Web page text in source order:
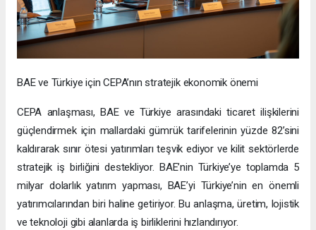
BAE ve Türkiye için CEPA’nın stratejik ekonomik önemi
CEPA anlaşması, BAE ve Türkiye arasındaki ticaret ilişkilerini
güçlendirmek için mallardaki gümrük tarifelerinin yüzde 82’sini
kaldırarak sınır ötesi yatırımları teşvik ediyor ve kilit sektörlerde
stratejik iş birliğini destekliyor. BAE’nin Türkiye’ye toplamda 5
milyar dolarlık yatırım yapması, BAE’yi Türkiye’nin en önemli
yatırımcılarından biri haline getiriyor. Bu anlaşma, üretim, lojistik
ve teknoloji gibi alanlarda iş birliklerini hızlandırıyor.